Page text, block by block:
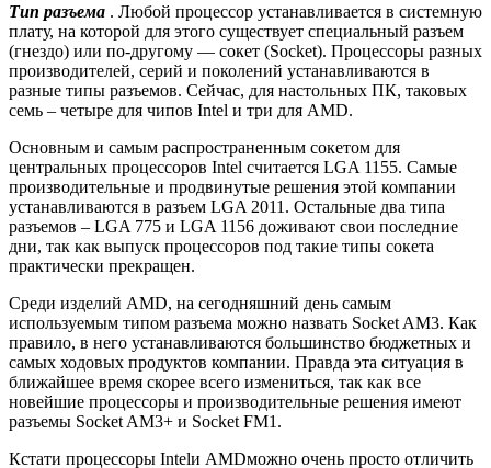
Тип разъема . Любой процессор устанавливается в системную
плату, на которой для этого существует специальный разъем
(гнездо) или по-другому — сокет (Socket). Процессоры разных
производителей, серий и поколений устанавливаются в
разные типы разъемов. Сейчас, для настольных ПК, таковых
семь – четыре для чипов Intel и три для AMD.
Основным и самым распространенным сокетом для
центральных процессоров Intel считается LGA 1155. Самые
производительные и продвинутые решения этой компании
устанавливаются в разъем LGA 2011. Остальные два типа
разъемов – LGA 775 и LGA 1156 доживают свои последние
дни, так как выпуск процессоров под такие типы сокета
практически прекращен.
Среди изделий AMD, на сегодняшний день самым
используемым типом разъема можно назвать Socket AM3. Как
правило, в него устанавливаются большинство бюджетных и
самых ходовых продуктов компании. Правда эта ситуация в
ближайшее время скорее всего измениться, так как все
новейшие процессоры и производительные решения имеют
разъемы Socket AM3+ и Socket FM1.
Кстати процессоры Intelи AMDможно очень просто отличить